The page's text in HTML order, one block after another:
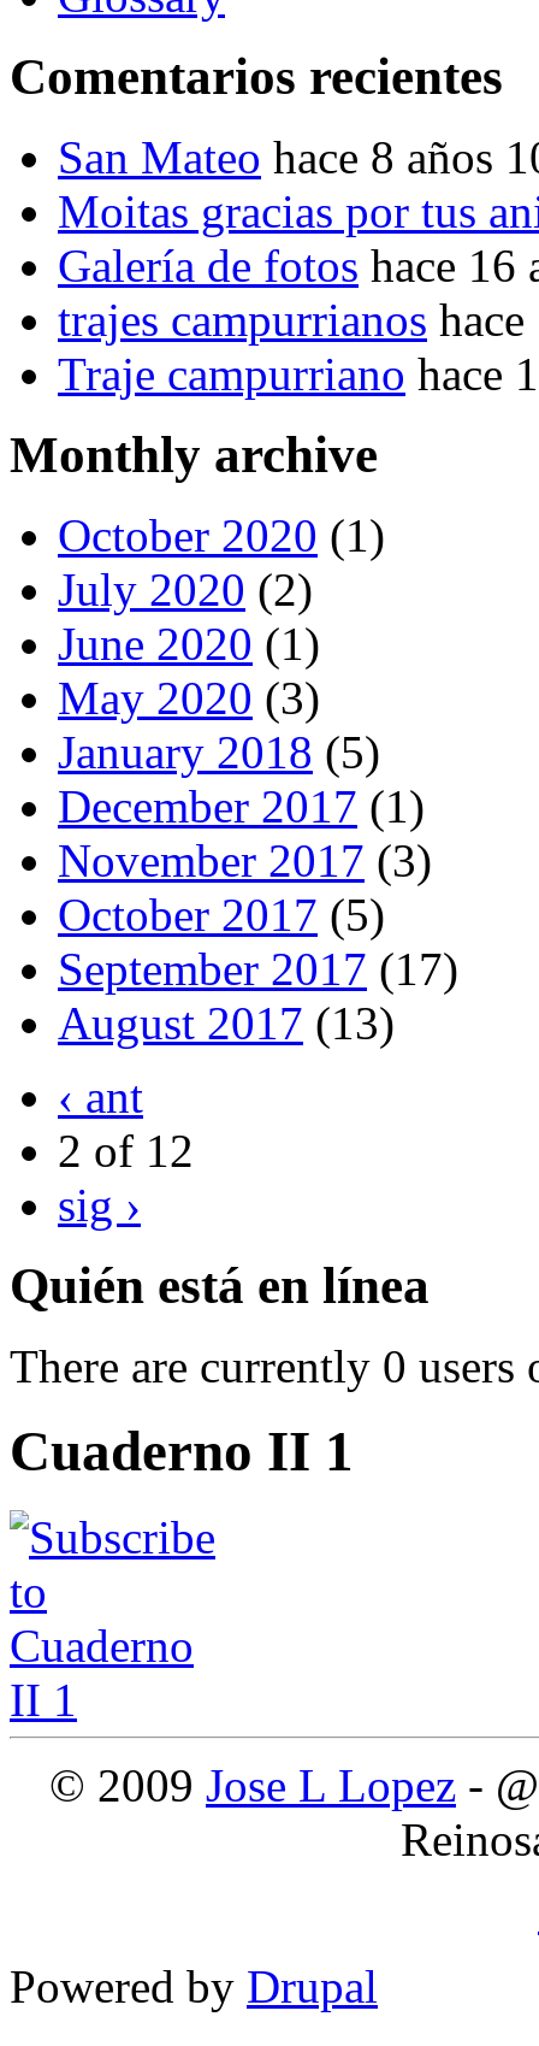
Comentarios recientes
San Mateo hace 8 años
Moitas gracias por tus
Galería de fotos hace 16
trajes campurrianos
Traje campurriano hace
Monthly archive
October 2020 (1)
July 2020 (2)
June 2020 (1)
May 2020 (3)
January 2018 (5)
December 2017 (1)
November 2017 (3)
October 2017 (5)
September 2017 (17)
August 2017 (13)
‹ ant
2 of 12
sig ›
Quién está en línea
There are currently 0 users
Cuaderno II 1
© 2009 Jose L Lopez -
Powered by Drupal